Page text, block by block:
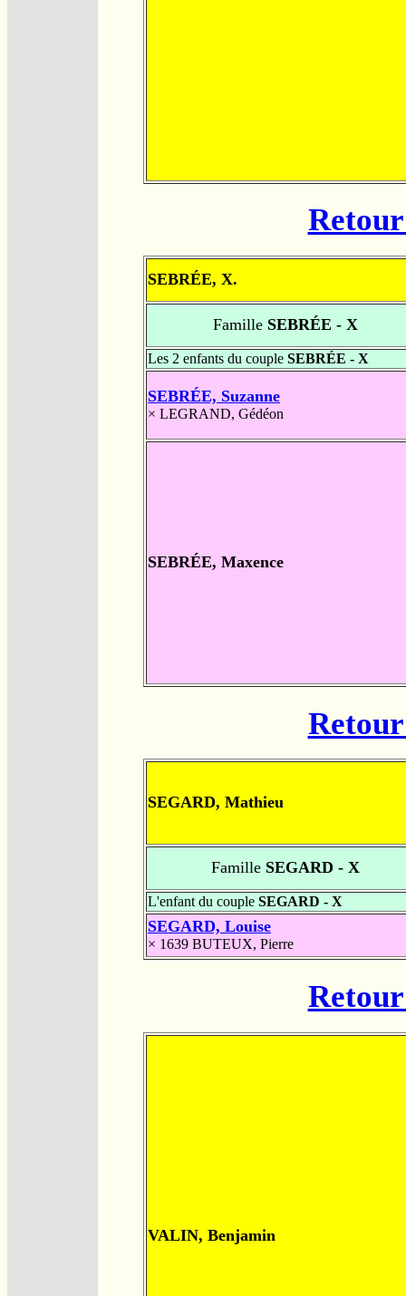
SEBRÉE, X.
FamilleSEBRÉE - X
Les 2 enfants du couple SEBRÉE - X
SEBRÉE, Suzanne
× LEGRAND, Gédéon
SEBRÉE, Maxence
SEGARD, Mathieu
FamilleSEGARD - X
L'enfant du couple SEGARD - X
SEGARD, Louise
× 1639 BUTEUX, Pierre
VALIN, Benjamin